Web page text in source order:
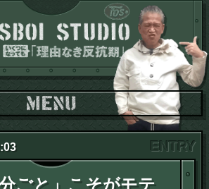
分ごと」こそがモテ